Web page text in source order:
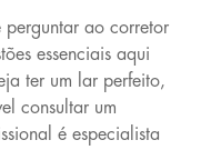
perguntar ao corretor
essenciais aqui
ter um lar perfeito,
consultar um
é especialista